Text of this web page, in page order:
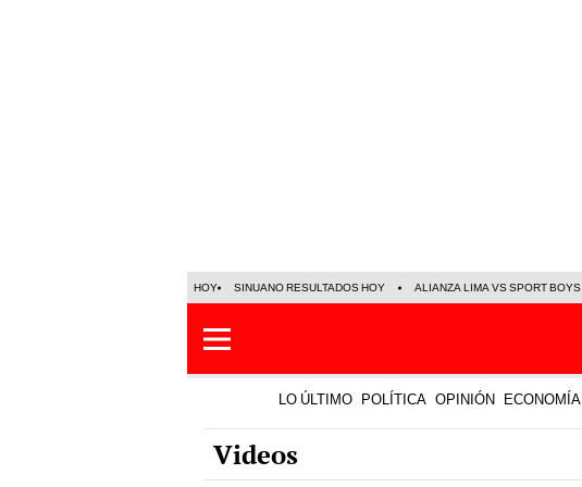
HOY SINUANO RESULTADOS HOY ALIANZA LIMA VS SPORT BOYS
LO ÚLTIMO POLÍTICA OPINIÓN ECONOMÍA
Videos